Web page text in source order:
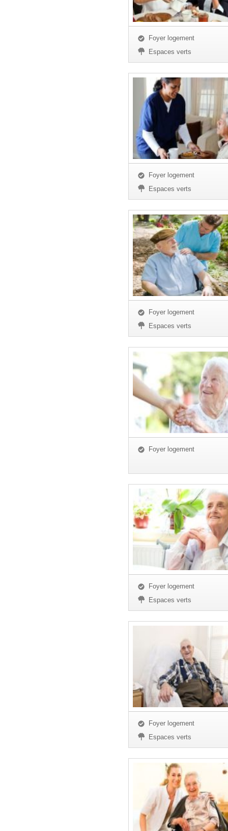
Foyer logement
Espaces verts
Foyer logement
Espaces verts
Foyer logement
Espaces verts
Foyer logement
Foyer logement
Espaces verts
Foyer logement
Espaces verts